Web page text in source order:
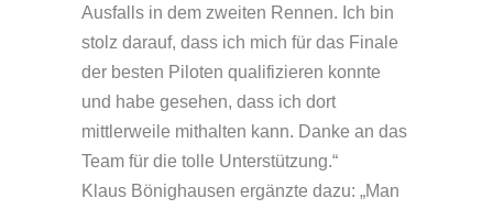
Ausfalls in dem zweiten Rennen. Ich bin
stolz darauf, dass ich mich für das Finale
der besten Piloten qualifizieren konnte
und habe gesehen, dass ich dort
mittlerweile mithalten kann. Danke an das
Team für die tolle Unterstützung.“
Klaus Bönighausen ergänzte dazu: „Man